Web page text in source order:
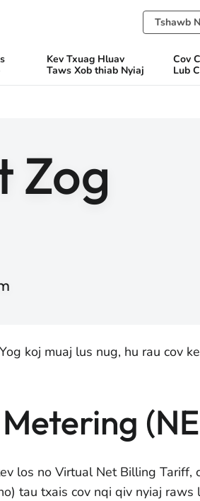
Kev Txuag Hluav
Taws Xob thiab Nyiaj
Cov
Lub
Zog
koj muaj lus nug, hu rau cov
los no Virtual Net Billing
tau txais cov nqi qiv nyiaj